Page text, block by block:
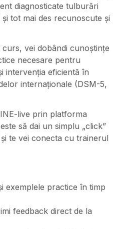
diagnosticate tulburări
tot mai des recunoscute și
vei dobândi cunoștințe
necesare pentru
intervenția eficientă în
internaționale (DSM-5,
live prin platforma
să dai un simplu „click”
te vei conecta cu trainerul
exemplele practice în timp
feedback direct de la